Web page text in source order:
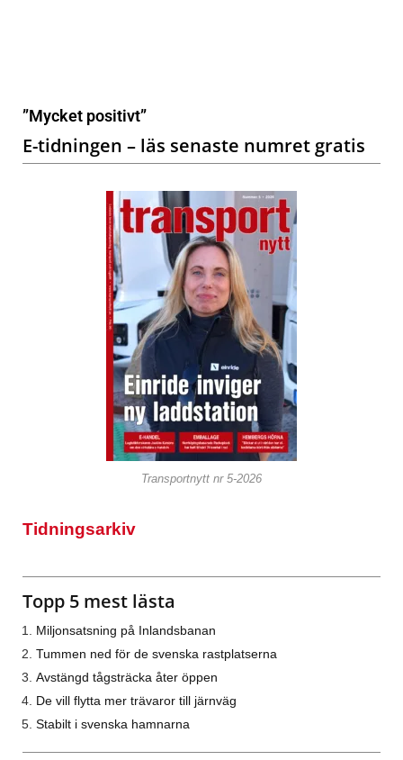
”Mycket positivt”
E-tidningen – läs senaste numret gratis
Transportnytt nr 5-2026
Tidningsarkiv
Topp 5 mest lästa
Miljonsatsning på Inlandsbanan
Tummen ned för de svenska rastplatserna
Avstängd tågsträcka åter öppen
De vill flytta mer trävaror till järnväg
Stabilt i svenska hamnarna